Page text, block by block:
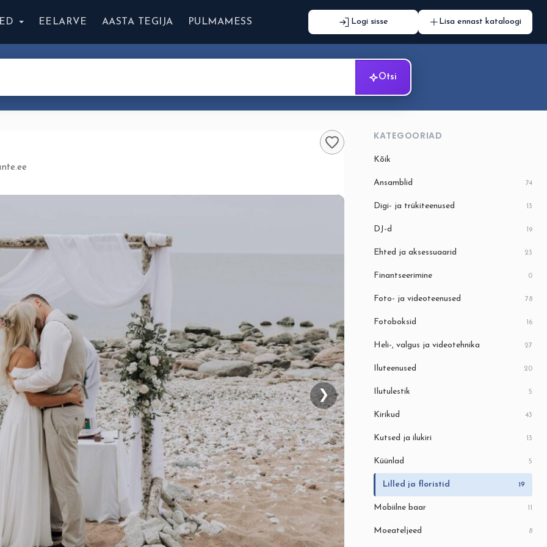
EELARVE AASTA TEGIJA PULMAMESS Logi sisse Lisa ennast kataloogi
Otsi
❯
KATEGOORIAD
Kõik
Ansamblid 74
Digi- ja trükiteenused 13
DJ-d 19
Ehted ja aksessuaarid 23
Finantseerimine 0
Foto- ja videoteenused 78
Fotoboksid 16
Heli-, valgus ja videotehnika 27
Iluteenused 20
Ilutulestik 5
Kirikud 43
Kutsed ja ilukiri 13
Küünlad 5
Lilled ja floristid 19
Mobiilne baar 11
Moeateljeed 8